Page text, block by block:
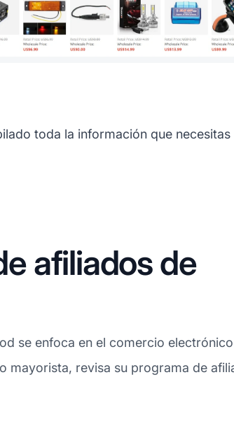
toda la información que necesitas
afiliados de
se enfoca en el comercio
revisa su programa de